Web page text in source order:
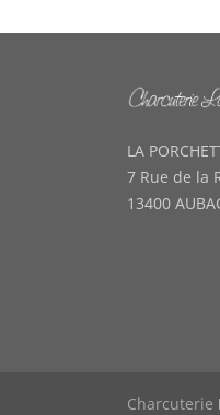
LA
7 Rue de la
13400
Charcuterie